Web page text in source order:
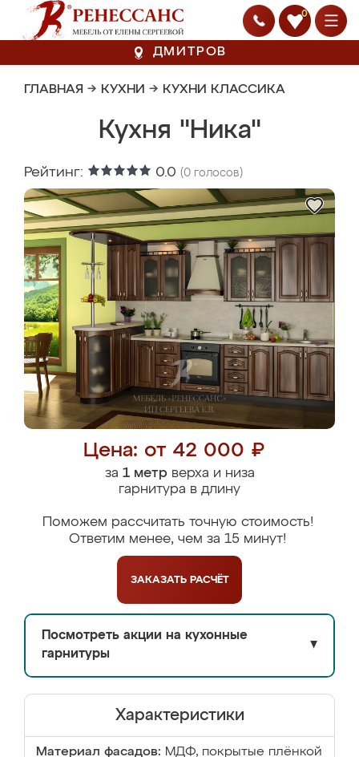
0
ДМИТРОВ
ГЛАВНАЯ → КУХНИ → КУХНИ КЛАССИКА
Кухня "Ника"
Рейтинг: 0.0 (0 голосов)
Цена: от 42 000 ₽
за 1 метрверха и низа
гарнитура в длину
Поможем рассчитать точную стоимость!
Ответим менее, чем за 15 минут!
ЗАКАЗАТЬ РАСЧЁТ
Посмотреть акции на кухонные
гарнитуры
▼
Характеристики
Материал фасадов: МДФ, покрытые плёнкой